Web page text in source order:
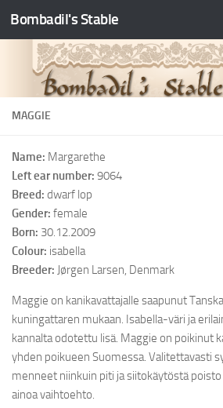
Bombadil's Stable
MAGGIE
Name: Margarethe
Left ear number: 9064
Breed: dwarf lop
Gender: female
Born: 30.12.2009
Colour: isabella
Breeder: Jørgen Larsen, Denmark
Maggie on kanikavattajalle saapunut
kuningattaren mukaan. Isabella-väri ja
kannalta odotettu lisä. Maggie on poikinut
yhden poikueen Suomessa. Valitettavasti
menneet niinkuin piti ja siitokäytöstä
ainoa vaihtoehto.